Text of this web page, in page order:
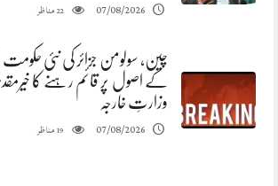
07/08/2026
22مناظر
چین، سولومن جزائر کی نئی
کے اصول پر قائم رہنے کا
وزارتِ خارجہ
07/08/2026
19مناظر